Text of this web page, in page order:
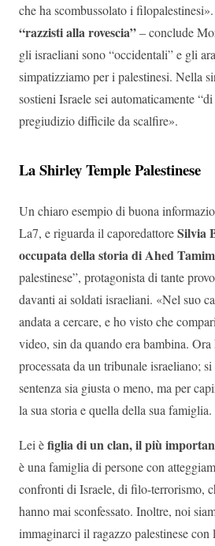
che ha scombussolato i
“razzisti alla rovescia”– conclude
gli israeliani sono “occidentali” e gli
simpatizziamo per i palestinesi. Nella
sostieni Israele sei automaticamente
pregiudizio difficile da scalfire».
La Shirley Temple Palestinese
Un chiaro esempio di buona
La7, e riguarda il caporedattoreSilvia
occupata della storia di Ahed
palestinese”, protagonista di tante
davanti ai soldati israeliani. «Nel suo
andata a cercare, e ho visto che
video, sin da quando era bambina. Ora
processata da un tribunale israeliano;
sentenza sia giusta o meno, ma per
la sua storia e quella della sua famiglia.
Lei èfiglia di un clan, il più
è una famiglia di persone con
confronti di Israele, di filo-terrorismo,
hanno mai sconfessato. Inoltre, noi
immaginarci il ragazzo palestinese